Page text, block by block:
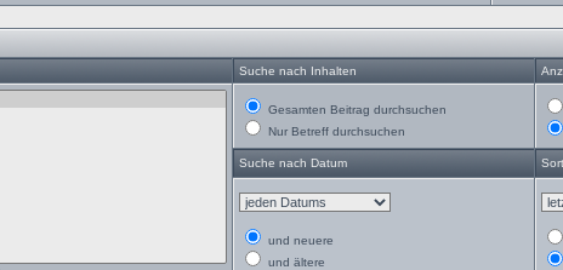
Suche nach Inhalten
Gesamten Beitrag durchsuchen
Nur Betreff durchsuchen
Suche nach Datum
und neuere
und ältere